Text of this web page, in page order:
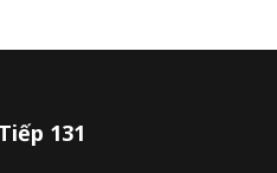
131